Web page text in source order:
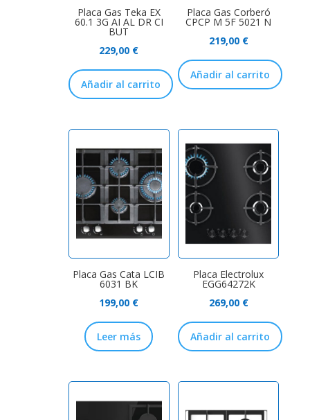
Placa Gas Teka EX
60.1 3G AI AL DR CI
BUT
229,00 €
Añadir al carrito
Placa Gas Corberó
CPCP M 5F 5021 N
219,00 €
Añadir al carrito
Placa Gas Cata LCIB
6031 BK
199,00 €
Leer más
Placa Electrolux
EGG64272K
269,00 €
Añadir al carrito